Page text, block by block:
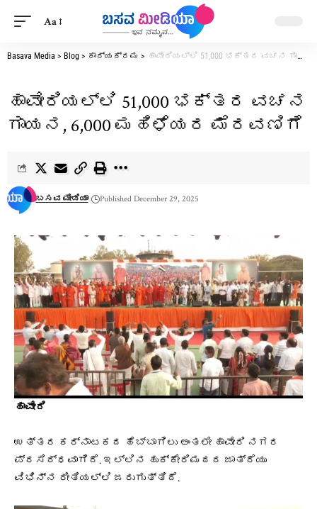
Aa
Basava Media > Blog > ಕಾರ್ಯಕ್ರಮ > ಹಾವೇರಿಯಲ್ಲಿ 51,000 ಭಕ್ತರ ವಚನ ಗಾಯನ, 6,000 ಮಹಿಳೆಯರ ಮೆರವಣಿಗೆ
ಹಾವೇರಿಯಲ್ಲಿ 51,000 ಭಕ್ತರ ವಚನ
ಗಾಯನ, 6,000 ಮಹಿಳೆಯರ ಮೆರವಣಿಗೆ
ಬಸವ ಮೀಡಿಯಾ Published December 29, 2025
ಹಾವೇರಿ
ಉತ್ತರ ಕರ್ನಾಟಕದ ಹೆಬ್ಬಾಗಿಲು ಅಂತಲೇ‌ ಹಾವೇರಿ ನಗರ
ಪ್ರಸಿದ್ಧವಾಗಿದೆ. ಇಲ್ಲಿನ ಹುಕ್ಕೇರಿಮಠದ ಜಾತ್ರೆಯು
ವಿಭಿನ್ನ ರೀತಿಯಲ್ಲಿ ಜರುಗುತ್ತಿದೆ.